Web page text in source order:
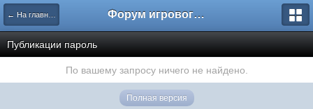
← На главную Форум игрового проекта Riverrise
Публикации пароль
По вашему запросу ничего не найдено.
Полная версия